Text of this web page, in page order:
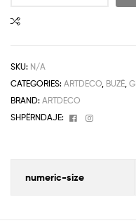
SKU: N/A
CATEGORIES: ARTDECO BUZË
BRAND: ARTDECO
SHPËRNDAJE:
Facebook
Instagram
numeric-size